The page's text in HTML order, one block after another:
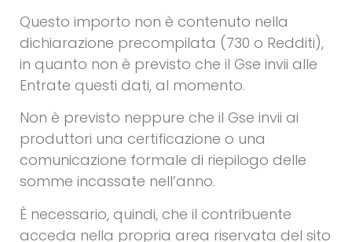
Questo importo non è contenuto nella
dichiarazione precompilata (730 o Redditi),
in quanto non è previsto che il Gse invii alle
Entrate questi dati, al momento.
Non è previsto neppure che il Gse invii ai
produttori una certificazione o una
comunicazione formale di riepilogo delle
somme incassate nell’anno.
È necessario, quindi, che il contribuente
acceda nella propria area riservata del sito